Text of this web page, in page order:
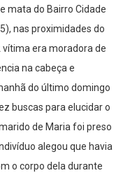
mata do Bairro Cidade
nas proximidades do
vítima era moradora de
na cabeça e
do último domingo
buscas para elucidar o
de Maria foi preso
alegou que havia
o corpo dela durante